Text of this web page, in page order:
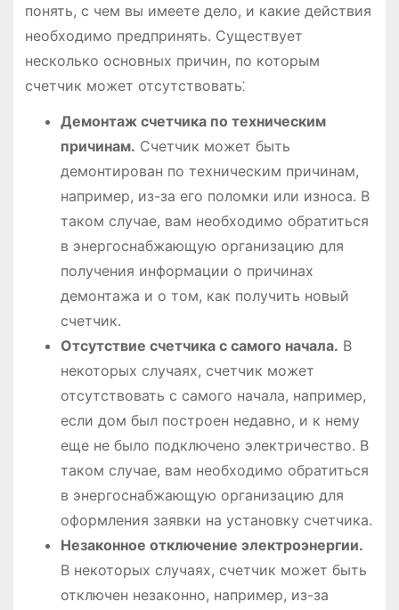
понять, с чем вы имеете дело, и какие действия
необходимо предпринять. Существует
несколько основных причин, по которым
счетчик может отсутствовать⁚
Демонтаж счетчика по техническим
причинам. Счетчик может быть
демонтирован по техническим причинам,
например, из-за его поломки или износа. В
таком случае, вам необходимо обратиться
в энергоснабжающую организацию для
получения информации о причинах
демонтажа и о том, как получить новый
счетчик.
Отсутствие счетчика с самого начала. В
некоторых случаях, счетчик может
отсутствовать с самого начала, например,
если дом был построен недавно, и к нему
еще не было подключено электричество. В
таком случае, вам необходимо обратиться
в энергоснабжающую организацию для
оформления заявки на установку счетчика.
Незаконное отключение электроэнергии.
В некоторых случаях, счетчик может быть
отключен незаконно, например, из-за